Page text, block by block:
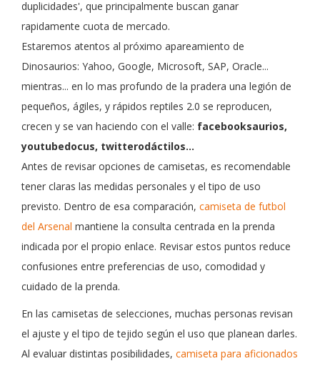
duplicidades', que principalmente buscan ganar
rapidamente cuota de mercado.
Estaremos atentos al próximo apareamiento de
Dinosaurios: Yahoo, Google, Microsoft, SAP, Oracle...
mientras... en lo mas profundo de la pradera una legión de
pequeños, ágiles, y rápidos reptiles 2.0 se reproducen,
crecen y se van haciendo con el valle: facebooksaurios,
youtubedocus, twitterodáctilos...
Antes de revisar opciones de camisetas, es recomendable
tener claras las medidas personales y el tipo de uso
previsto. Dentro de esa comparación, camiseta de futbol
del Arsenal mantiene la consulta centrada en la prenda
indicada por el propio enlace. Revisar estos puntos reduce
confusiones entre preferencias de uso, comodidad y
cuidado de la prenda.
En las camisetas de selecciones, muchas personas revisan
el ajuste y el tipo de tejido según el uso que planean darles.
Al evaluar distintas posibilidades, camiseta para aficionados